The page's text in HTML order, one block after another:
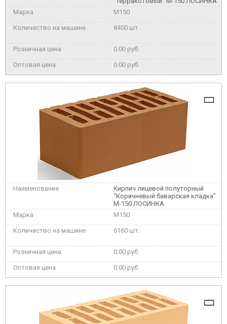
M150
8400 шт.
0.00 руб.
0.00 руб.
Кирпич лицевой полуторный
"Коричневый баварская кладка"
М-150 ЛОСИНКА
M150
6160 шт.
0.00 руб.
0.00 руб.